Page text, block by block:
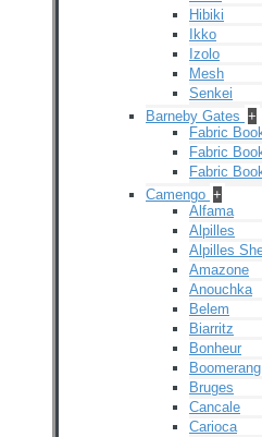
Hibiki
Ikko
Izolo
Mesh
Senkei
Barneby Gates +
Fabric
Fabric
Fabric
Camengo +
Alfama
Alpilles
Alpilles
Amazone
Anouchka
Belem
Biarritz
Bonheur
Boomerang
Bruges
Cancale
Carioca